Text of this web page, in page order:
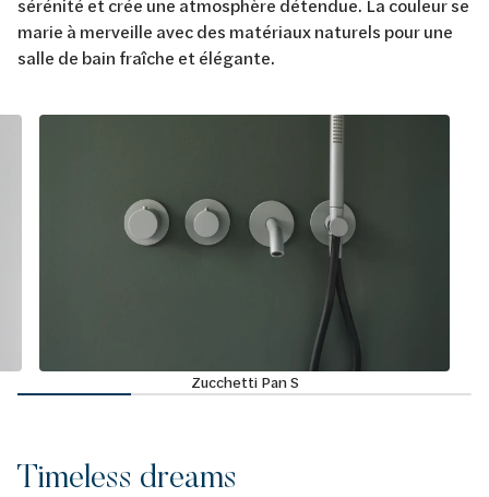
marie à merveille avec des matériaux naturels pour une
salle de bain fraîche et élégante.
Zucchetti Pan S
Timeless dreams